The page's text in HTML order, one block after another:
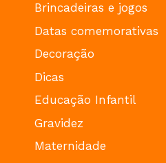
Brincadeiras e jogos
Datas comemorativas
Decoração
Dicas
Educação Infantil
Gravidez
Maternidade